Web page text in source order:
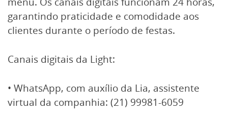
garantindo praticidade e comodidade aos
clientes durante o período de festas.
Canais digitais da Light:
• WhatsApp, com auxílio da Lia, assistente
virtual da companhia: (21) 99981-6059